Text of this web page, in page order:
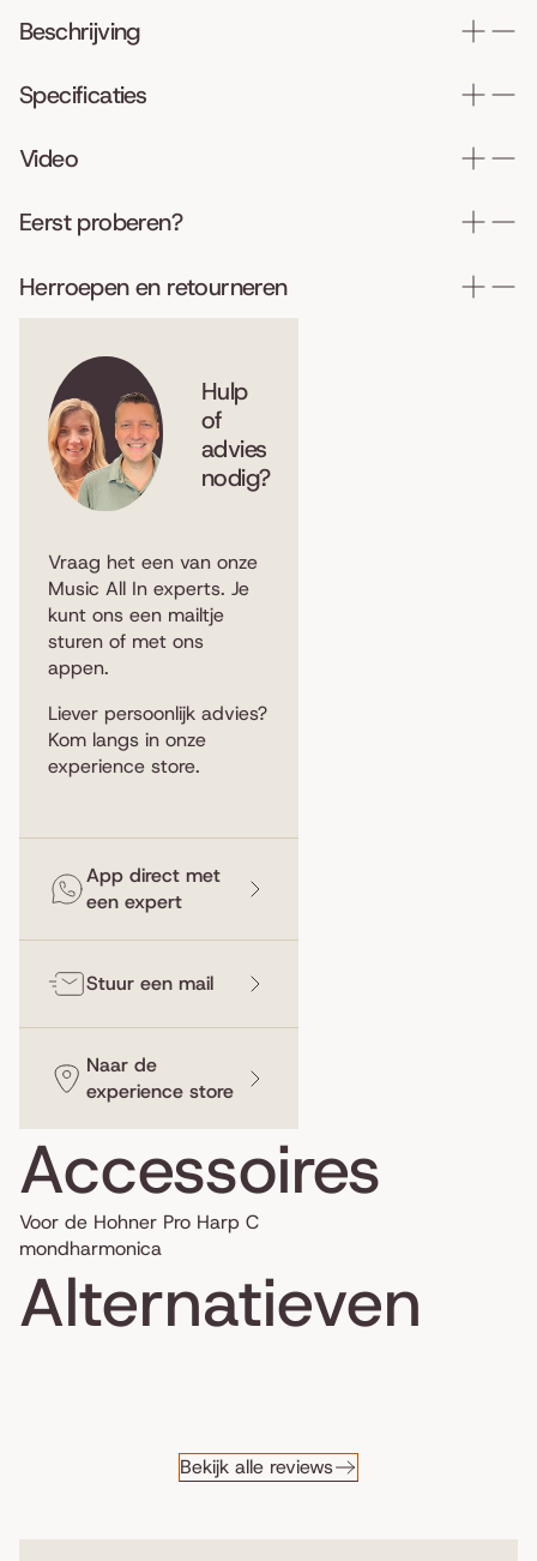
Beschrijving
Specificaties
Video
Eerst proberen?
Herroepen en retourneren
Hulp
of
advies
nodig?
Vraag het een van onze
Music All In experts. Je
kunt ons een mailtje
sturen of met ons
appen.
Liever persoonlijk advies?
Kom langs in onze
experience store.
App direct met
een expert
Stuur een mail
Naar de
experience store
Accessoires
Voor de Hohner Pro Harp C
mondharmonica
Alternatieven
Bekijk alle reviews